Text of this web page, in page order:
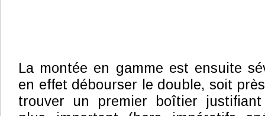
La montée en gamme est ensuite
en effet débourser le double, soit
trouver un premier boîtier